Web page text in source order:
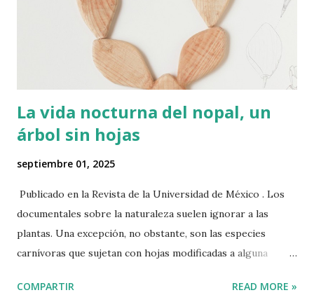
La vida nocturna del nopal, un
árbol sin hojas
septiembre 01, 2025
Publicado en la Revista de la Universidad de México . Los
documentales sobre la naturaleza suelen ignorar a las
plantas. Una excepción, no obstante, son las especies
carnívoras que sujetan con hojas modificadas a alguna
fama. Por su parte, en las películas, la vegetación también
COMPARTIR READ MORE »